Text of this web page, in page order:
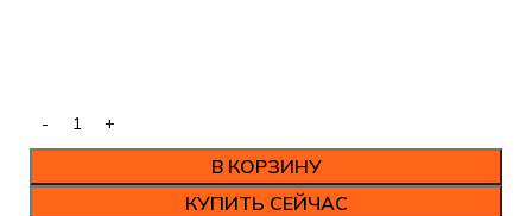
В КОРЗИНУ
КУПИТЬ СЕЙЧАС